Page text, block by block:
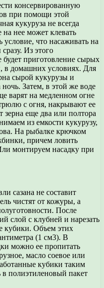
консервированную
при помощи этой
кукуруза не всегда
нее может клевать
что насаживать на
Из этого
будет приготовление сырых
в домашних условиях. Для
сырой кукурузы и
ночь. Затем, в этой же воде
варят на медленном огне
с огня, накрывают ее
еще два или полтора
из емкости кукурузу,
На рыбалке крючком
причем ловить
монтируем насадку при
сазана не составит
чистят от кожуры, а
После
слой с клубней и нарезать
кубики. Объем этих
(1 см3). В
можно ее пропитать
масло соевое или
кубики таким
в полиэтиленовый пакет